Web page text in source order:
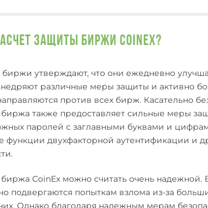
защиты биржи CoinEx?
утверждают, что они ежедневно
различные меры защиты и активно
против всех бирж. Касательно
биржа также предоставляет сильные меры
паролей с заглавными буквами и
функции двухфакторной аутентификации и
CoinEx можно считать очень надежной.
подвергаются попыткам взлома из-за
Однако благодаря надежным мерам